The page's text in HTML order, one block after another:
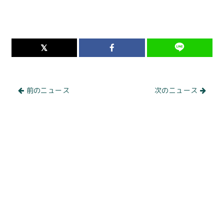
前のニュース 次のニュース